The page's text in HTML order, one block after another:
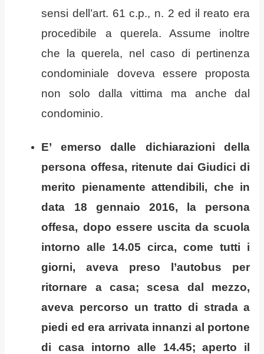
sensi dell’art. 61 c.p., n. 2 ed il reato era
procedibile a querela. Assume inoltre
che la querela, nel caso di pertinenza
condominiale doveva essere proposta
non solo dalla vittima ma anche dal
condominio.
E’ emerso dalle dichiarazioni della
persona offesa, ritenute dai Giudici di
merito pienamente attendibili, che in
data 18 gennaio 2016, la persona
offesa, dopo essere uscita da scuola
intorno alle 14.05 circa, come tutti i
giorni, aveva preso l’autobus per
ritornare a casa; scesa dal mezzo,
aveva percorso un tratto di strada a
piedi ed era arrivata innanzi al portone
di casa intorno alle 14.45; aperto il